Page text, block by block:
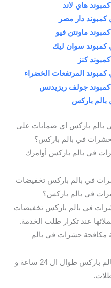
هاي لاند
دار مصر
ماونتن فيو
سوان ليك
كنز
المرتفعات الخضراء
جولف ريزيدنس
باركس
باركس اي ضمانات على
في بالم باركس؟
في بالم باركس أوامرك
في بالم باركس تخفيضات
في بالم باركس؟
في بالم باركس تخفيضات
عند تكرار طلب الخدمة.
حشرات في بالم
تعمل شركة مكافحة حشرات في بالم باركس طوال ال 24 ساعة و